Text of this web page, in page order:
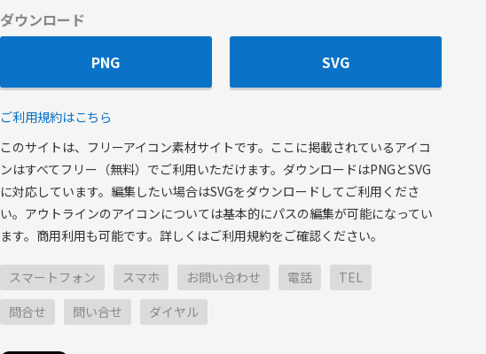
ダウンロード
PNG
SVG
ご利用規約はこちら
このサイトは、フリーアイコン素材サイトです。ここに掲載されているアイコ
ンはすべてフリー（無料）でご利用いただけます。ダウンロードはPNGとSVG
に対応しています。編集したい場合はSVGをダウンロードしてご利用くださ
い。アウトラインのアイコンについては基本的にパスの編集が可能になってい
ます。商用利用も可能です。詳しくはご利用規約をご確認ください。
スマートフォン スマホ お問い合わせ 電話
TEL
問合せ
問い合せ ダイヤル